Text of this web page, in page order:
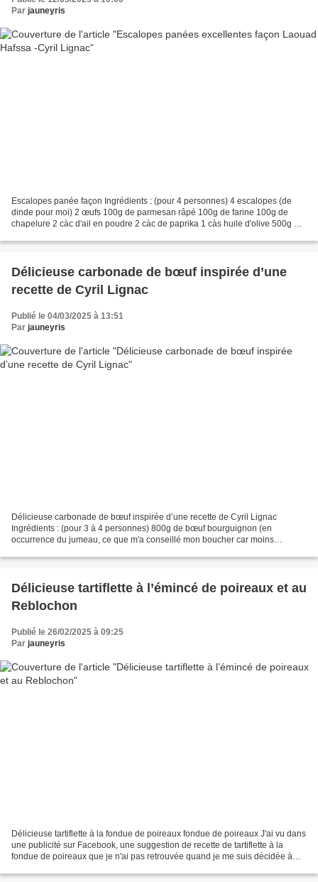
Par jauneyris
Escalopes panée façon Ingrédients : (pour 4 personnes) 4 escalopes (de
dinde pour moi) 2 œufs 100g de parmesan râpé 100g de farine 100g de
chapelure 2 càc d'ail en poudre 2 càc de paprika 1 càs huile d'olive 500g de
Délicieuse carbonade de bœuf inspirée d’une
recette de Cyril Lignac
Publié le 04/03/2025 à 13:51
Par jauneyris
Délicieuse carbonade de bœuf inspirée d’une recette de Cyril Lignac
Ingrédients : (pour 3 à 4 personnes) 800g de bœuf bourguignon (en
occurrence du jumeau, ce que m'a conseillé mon boucher car moins
Délicieuse tartiflette à l’émincé de poireaux et au
Reblochon
Publié le 26/02/2025 à 09:25
Par jauneyris
Délicieuse tartiflette à la fondue de poireaux fondue de poireaux J'ai vu dans
une publicité sur Facebook, une suggestion de recette de tartiflette à la
fondue de poireaux que je n'ai pas retrouvée quand je me suis décidée à